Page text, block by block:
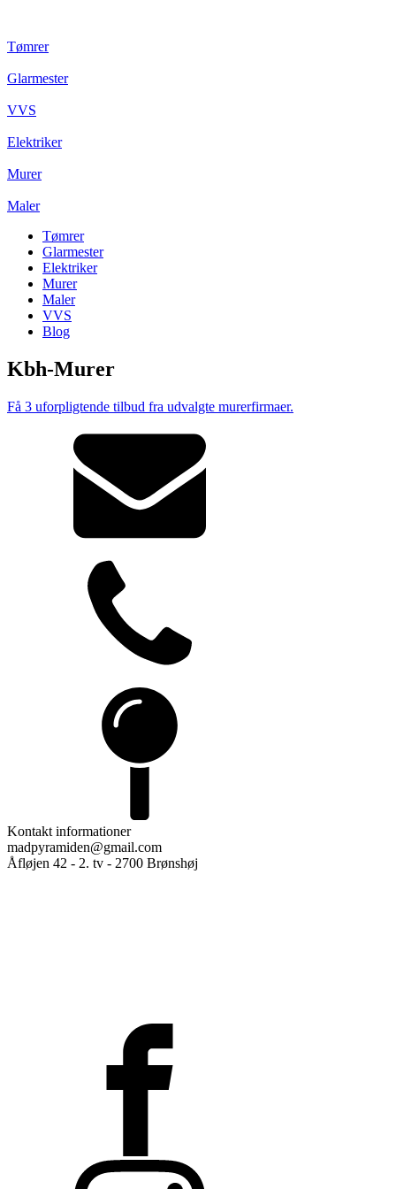
Tømrer
Glarmester
VVS
Elektriker
Murer
Maler
Tømrer
Glarmester
Elektriker
Murer
Maler
VVS
Blog
Kbh-Murer
Få 3 uforpligtende tilbud fra udvalgte murerfirmaer.
Kontakt informationer
madpyramiden@gmail.com
Åfløjen 42 - 2. tv - 2700 Brønshøj